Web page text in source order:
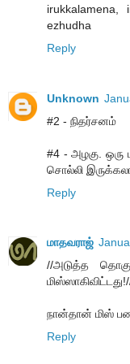
irukkalamena,
ezhudha
Reply
Unknown
#2 - நிதர்சனம்
#4 - அழகு. ஒரு
சொல்லி
Reply
மாதவராஜ்
//அடுத்த
நான்தான் மிஸ்
Reply